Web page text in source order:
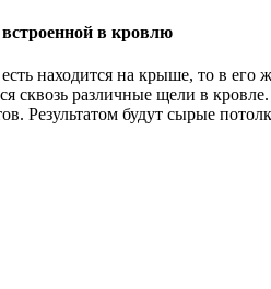
в кровлю
находится на крыше, то в
сквозь различные щели в
Результатом будут сырые